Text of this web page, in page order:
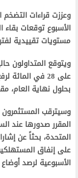
وعززت قراءات التضخم
الأسبوع توقعات بقاء
مستويات تقييدية
ويتوقع المتداولون
على 28 في
بحلول نهاية العام، مقارنة بـ20.7 في المائة في
وسيترقب المستثمرون
المتحدة، بحثاً عن
على إنفاق
الأسبوعية لرصد